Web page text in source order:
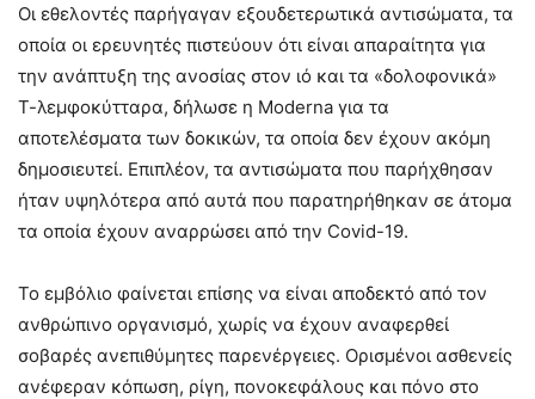
Οι εθελοντές παρήγαγαν εξουδετερωτικά αντισώματα, τα
οποία οι ερευνητές πιστεύουν ότι είναι απαραίτητα για
την ανάπτυξη της ανοσίας στον ιό και τα «δολοφονικά»
Τ-λεμφοκύτταρα, δήλωσε η Moderna για τα
αποτελέσματα των δοκικών, τα οποία δεν έχουν ακόμη
δημοσιευτεί. Επιπλέον, τα αντισώματα που παρήχθησαν
ήταν υψηλότερα από αυτά που παρατηρήθηκαν σε άτομα
τα οποία έχουν αναρρώσει από την Covid-19.
Το εμβόλιο φαίνεται επίσης να είναι αποδεκτό από τον
ανθρώπινο οργανισμό, χωρίς να έχουν αναφερθεί
σοβαρές ανεπιθύμητες παρενέργειες. Ορισμένοι ασθενείς
ανέφεραν κόπωση, ρίγη, πονοκεφάλους και πόνο στο